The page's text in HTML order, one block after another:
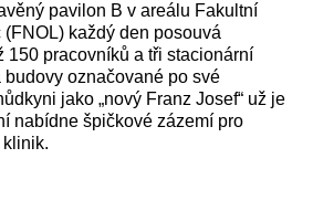
pavilon B v areálu Fakultní
každý den posouvá
150 pracovníků a tři stacionární
budovy označované po své
jako „nový Franz Josef“ už je
nabídne špičkové zázemí pro